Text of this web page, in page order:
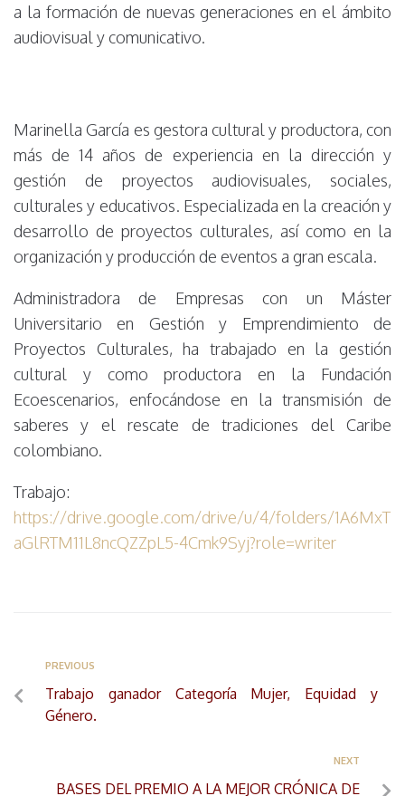
a la formación de nuevas generaciones en el ámbito
audiovisual y comunicativo.
Marinella García es gestora cultural y productora, con
más de 14 años de experiencia en la dirección y
gestión de proyectos audiovisuales, sociales,
culturales y educativos. Especializada en la creación y
desarrollo de proyectos culturales, así como en la
organización y producción de eventos a gran escala.
Administradora de Empresas con un Máster
Universitario en Gestión y Emprendimiento de
Proyectos Culturales, ha trabajado en la gestión
cultural y como productora en la Fundación
Ecoescenarios, enfocándose en la transmisión de
saberes y el rescate de tradiciones del Caribe
colombiano.
Trabajo:
https://drive.google.com/drive/u/4/folders/1A6MxT
aGlRTM11L8ncQZZpL5-4Cmk9Syj?role=writer
PREVIOUS
Trabajo ganador Categoría Mujer, Equidad y
Género.
NEXT
BASES DEL PREMIO A LA MEJOR CRÓNICA DE